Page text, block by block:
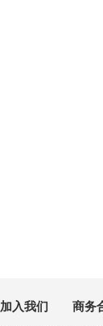
加入我们 商务